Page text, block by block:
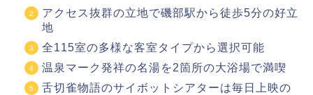
アクセス抜群の立地で磯部駅から徒歩5分の好立
地
全115室の多様な客室タイプから選択可能
温泉マーク発祥の名湯を2箇所の大浴場で満喫
舌切雀物語のサイボットシアターは毎日上映の